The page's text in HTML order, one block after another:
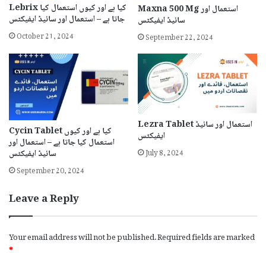
Lebrix کیا ہے اور کیوں استعمال کیا
جاتا ہے – استعمال اور سائیڈ ایفیکٹس
October 21, 2024
Maxna 500 Mg استعمال اور
سائیڈ ایفیکٹس
September 22, 2024
Cycin Tablet کیا ہے اور کیوں
استعمال کیا جاتا ہے – استعمال اور
سائیڈ ایفیکٹس
September 20, 2024
Lezra Tablet استعمال اور سائیڈ
ایفیکٹس
July 8, 2024
Leave a Reply
Your email address will not be published.Required fields are marked
*